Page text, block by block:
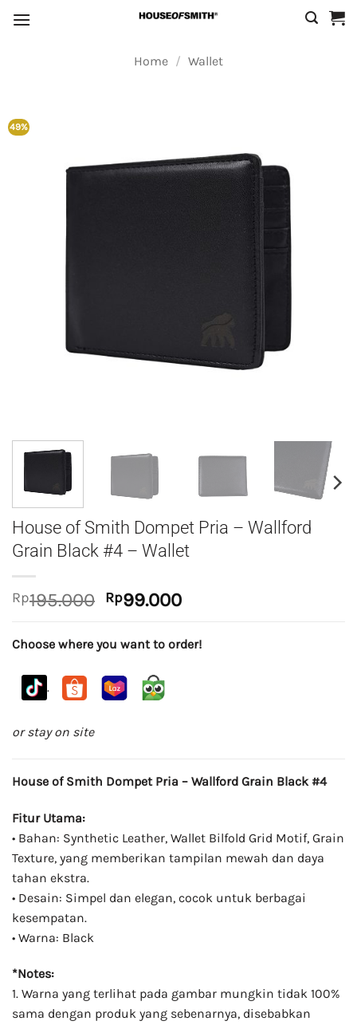
Home / Wallet
49%
House of Smith Dompet Pria – Wallford
Grain Black #4 – Wallet
Rp195.000 Original
was:
Rp195.000.
Rp99.000Current
is:
Rp99.000.
Choose where you want to order!
.
or stay on site
House of Smith Dompet Pria – Wallford Grain Black #4
Fitur Utama:
• Bahan: Synthetic Leather, Wallet Bilfold Grid Motif, Grain
Texture, yang memberikan tampilan mewah dan daya
tahan ekstra.
• Desain: Simpel dan elegan, cocok untuk berbagai
kesempatan.
• Warna: Black
*Notes:
1. Warna yang terlihat pada gambar mungkin tidak 100%
sama dengan produk yang sebenarnya, disebabkan